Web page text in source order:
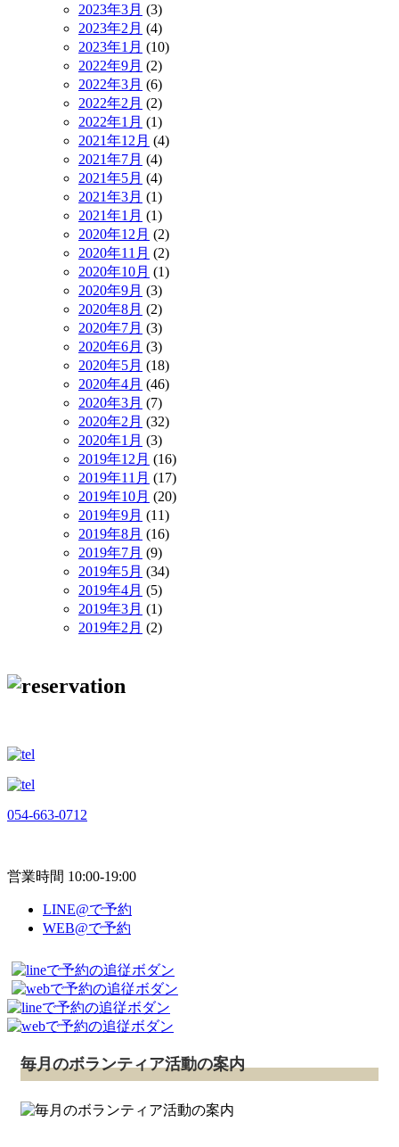
2023年3月 (3)
2023年2月 (4)
2023年1月 (10)
2022年9月 (2)
2022年3月 (6)
2022年2月 (2)
2022年1月 (1)
2021年12月 (4)
2021年7月 (4)
2021年5月 (4)
2021年3月 (1)
2021年1月 (1)
2020年12月 (2)
2020年11月 (2)
2020年10月 (1)
2020年9月 (3)
2020年8月 (2)
2020年7月 (3)
2020年6月 (3)
2020年5月 (18)
2020年4月 (46)
2020年3月 (7)
2020年2月 (32)
2020年1月 (3)
2019年12月 (16)
2019年11月 (17)
2019年10月 (20)
2019年9月 (11)
2019年8月 (16)
2019年7月 (9)
2019年5月 (34)
2019年4月 (5)
2019年3月 (1)
2019年2月 (2)
054-663-0712
営業時間 10:00-19:00
LINE@で予約
WEB@で予約
毎月のボランティア活動の案内